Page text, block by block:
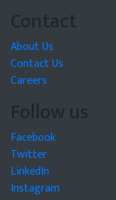
Contact
About Us
Contact Us
Careers
Follow us
Facebook
Twitter
LinkedIn
Instagram